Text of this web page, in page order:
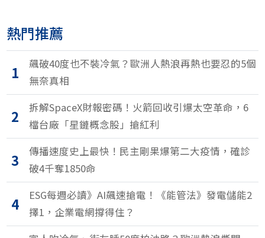
熱門推薦
1
飆破40度也不裝冷氣？歐洲人熱浪再熱也要忍的5個
無奈真相
2
拆解SpaceX財報密碼！火箭回收引爆太空革命，6
檔台廠「星鏈概念股」搶紅利
3
傳播速度史上最快！民主剛果爆第二大疫情，確診
破4千奪1850命
4
ESG每週必讀》AI飆速搶電！《能管法》發電儲能2
擇1，企業電網撐得住？